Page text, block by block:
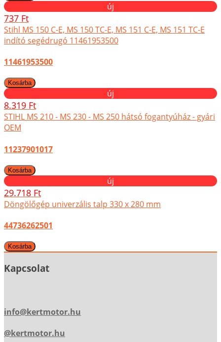
új
737 Ft
Stihl MS 150 C-E, MS 150 TC-E, MS 151 C-E, MS 151 TC-E
indító segédrugó 11461953500
11461953500
új
8.319 Ft
STIHL MS 210 - MS 230 - MS 250 hátsó fogantyúház - gyári
OEM
11237901017
új
29.718 Ft
Döngölőgép univerzális talp 330 x 280 mm
44736262501
Kapcsolat
info@kertmotor.hu
@kertmotor.hu